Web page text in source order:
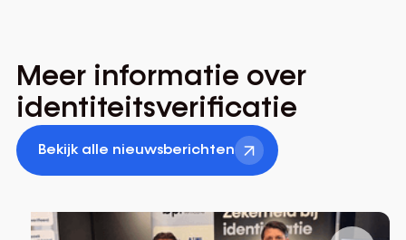
Meer informatie over
identiteitsverificatie
Bekijk alle nieuwsberichten